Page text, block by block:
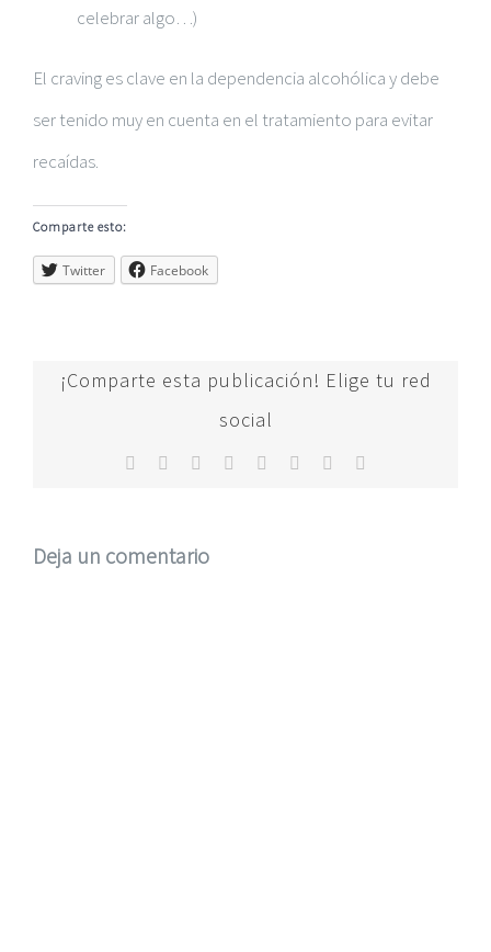
celebrar algo…)
El craving es clave en la dependencia alcohólica y debe
ser tenido muy en cuenta en el tratamiento para evitar
recaídas.
Comparte esto:
Twitter Facebook
¡Comparte esta publicación! Elige tu red
social
Facebook
TwitterReddit LinkedIn
TumblrPinterest
Deja un comentario